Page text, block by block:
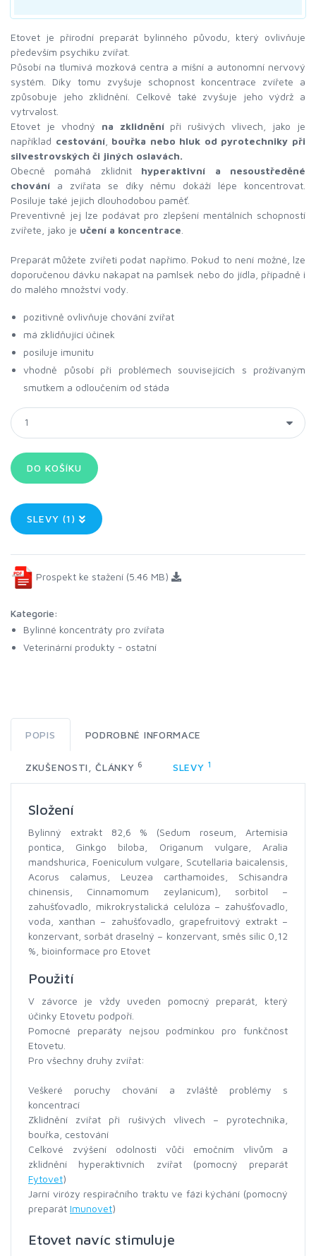
Etovet je přírodní preparát bylinného původu, který ovlivňuje
především psychiku zvířat.
Působí na tlumivá mozková centra a míšní a autonomní nervový
systém. Díky tomu zvyšuje schopnost koncentrace zvířete a
způsobuje jeho zklidnění. Celkově také zvyšuje jeho výdrž a
vytrvalost.
Etovet je vhodný na zklidněnípři rušivých vlivech, jako je
například cestování, bouřka nebo hluk od pyrotechniky při
silvestrovských či jiných oslavách.
Obecně pomáhá zklidnit hyperaktivní a nesoustředěné
chování a zvířata se díky němu dokáží lépe koncentrovat.
Posiluje také jejich dlouhodobou paměť.
Preventivně jej lze podávat pro zlepšení mentálních schopností
zvířete, jako je učení a koncentrace
Preparát můžete zvířeti podat napřímo. Pokud to není možné, lze
doporučenou dávku nakapat na pamlsek nebo do jídla, případně i
do malého množství vody.
pozitivně ovlivňuje chování zvířat
má zklidňující účinek
posiluje imunitu
vhodně působí při problémech souvisejících s prožívaným
smutkem a odloučením od stáda
SLEVY (1)
Prospekt ke stažení (5.46 MB)
Kategorie:
Bylinné koncentráty pro zvířata
Veterinární produkty - ostatní
POPIS PODROBNÉ INFORMACE
ZKUŠENOSTI, ČLÁNKY 6 SLEVY 1
Složení
Bylinný extrakt 82,6 % (Sedum roseum, Artemisia
pontica, Ginkgo biloba, Origanum vulgare, Aralia
mandshurica, Foeniculum vulgare, Scutellaria baicalensis,
Acorus calamus, Leuzea carthamoides, Schisandra
chinensis, Cinnamomum zeylanicum), sorbitol –
zahušťovadlo, mikrokrystalická celulóza – zahušťovadlo,
voda, xanthan – zahušťovadlo, grapefruitový extrakt –
konzervant, sorbát draselný – konzervant, směs silic 0,12
%, bioinformace pro Etovet
Použití
V závorce je vždy uveden pomocný preparát, který
účinky Etovetu podpoří.
Pomocné preparáty nejsou podmínkou pro funkčnost
Etovetu.
Pro všechny druhy zvířat:
Veškeré poruchy chování a zvláště problémy s
koncentrací
Zklidnění zvířat při rušivých vlivech – pyrotechnika,
bouřka, cestování
Celkové zvýšení odolnosti vůči emočním vlivům a
zklidnění hyperaktivních zvířat (pomocný preparát
Fytovet)
Jarní virózy respiračního traktu ve fázi kýchání (pomocný
preparát Imunovet)
Etovet navíc stimuluje